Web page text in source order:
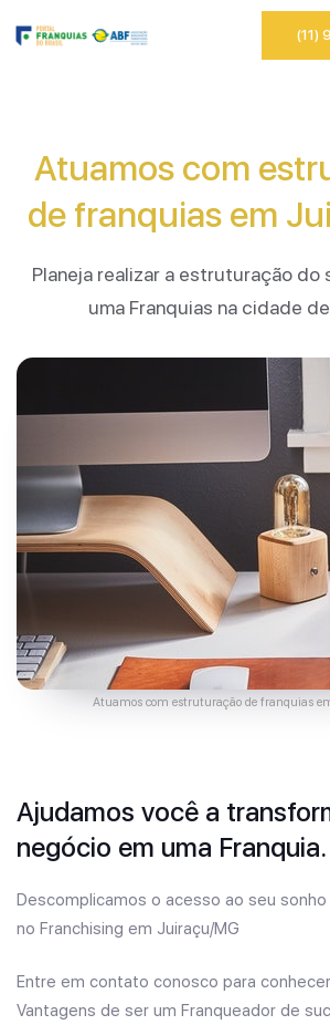
(11)
Atuamos com
de franquias em
Planeja realizar a estruturação do
uma Franquias na cidade
Atuamos com estruturação de franquias
Ajudamos você a
negócio em uma Franquia.
Descomplicamos o acesso ao seu
no Franchising em Juiraçu/MG
Entre em contato conosco para
Vantagens de ser um Franqueador de